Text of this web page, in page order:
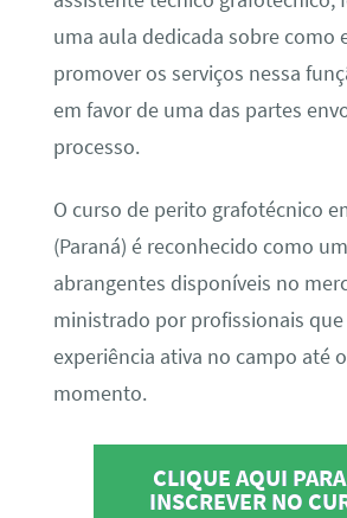
uma aula dedicada sobre como
promover os serviços nessa
em favor de uma das partes
processo.
O curso de perito grafotécnico
(Paraná) é reconhecido como
abrangentes disponíveis no
ministrado por profissionais
experiência ativa no campo até
momento.
CLIQUE AQUI
INSCREVER NO